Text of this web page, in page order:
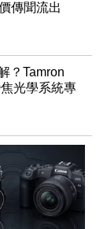
傳聞流出
？Tamron
光學系統專